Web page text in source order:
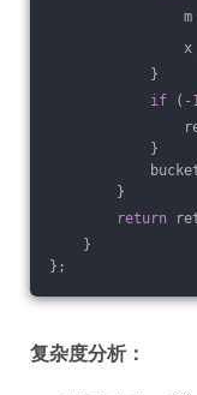
m =
x /
}
if ( -
ret =
}
buckets[m]
}
return
}
};
复杂度分析：